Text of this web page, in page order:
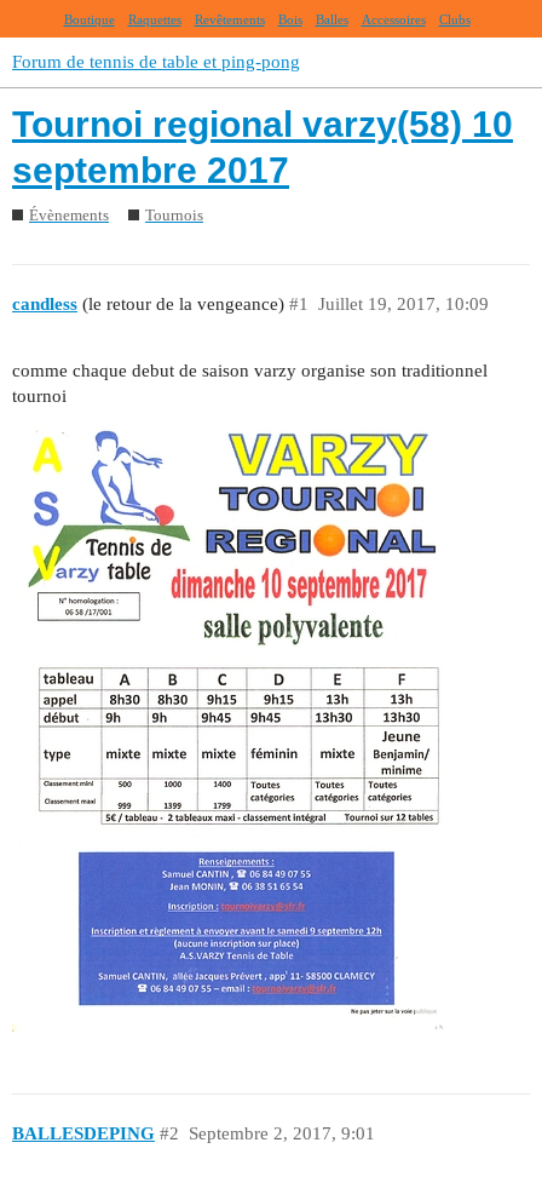
Boutique Raquettes Revêtements Bois Balles Accessoires Clubs
Forum de tennis de table et ping-pong
Tournoi regional varzy(58) 10
septembre 2017
Évènements Tournois
candless (le retour de la vengeance) Juillet 19, 2017, 10:09
#1
comme chaque debut de saison varzy organise son traditionnel
tournoi
BALLESDEPING Septembre 2, 2017, 9:01
#2